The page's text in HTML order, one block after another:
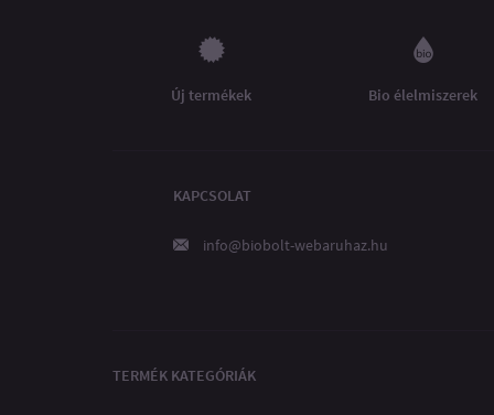
Új termékek Bio élelmiszerek
KAPCSOLAT
info@biobolt-webaruhaz.hu
TERMÉK KATEGÓRIÁK